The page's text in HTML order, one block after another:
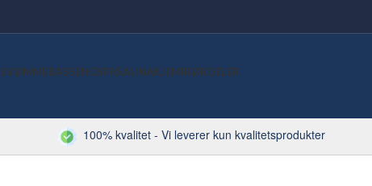
SVØMMEBASSENGSPASAUNAKJEMIRØRDELER
100% kvalitet - Vi leverer kun kvalitetsprodukter